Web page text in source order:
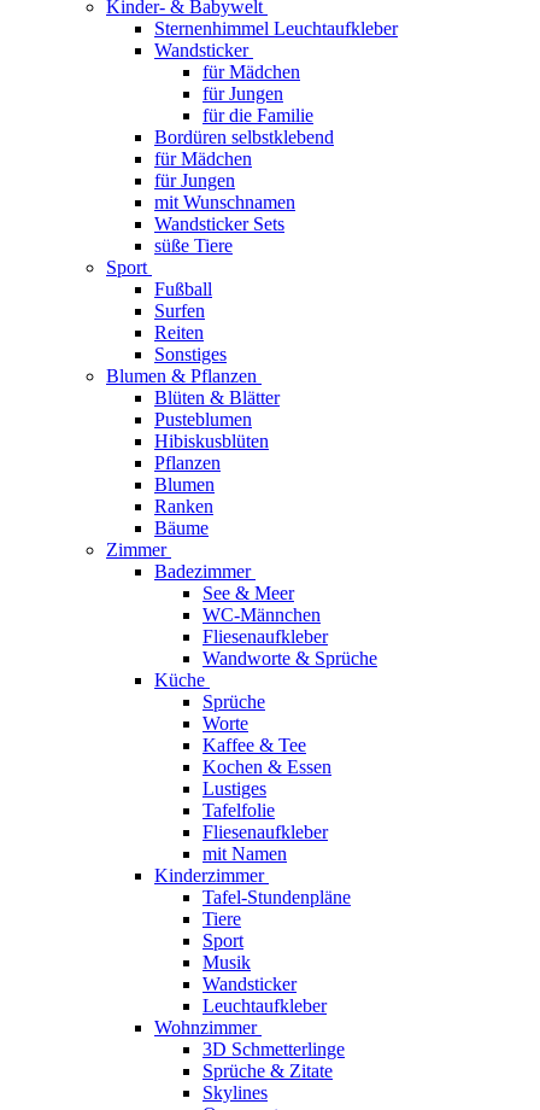
Kinder- & Babywelt
Sternenhimmel Leuchtaufkleber
Wandsticker
für Mädchen
für Jungen
für die Familie
Bordüren selbstklebend
für Mädchen
für Jungen
mit Wunschnamen
Wandsticker Sets
süße Tiere
Sport
Fußball
Surfen
Reiten
Sonstiges
Blumen & Pflanzen
Blüten & Blätter
Pusteblumen
Hibiskusblüten
Pflanzen
Blumen
Ranken
Bäume
Zimmer
Badezimmer
See & Meer
WC-Männchen
Fliesenaufkleber
Wandworte & Sprüche
Küche
Sprüche
Worte
Kaffee & Tee
Kochen & Essen
Lustiges
Tafelfolie
Fliesenaufkleber
mit Namen
Kinderzimmer
Tafel-Stundenpläne
Tiere
Sport
Musik
Wandsticker
Leuchtaufkleber
Wohnzimmer
3D Schmetterlinge
Sprüche & Zitate
Skylines